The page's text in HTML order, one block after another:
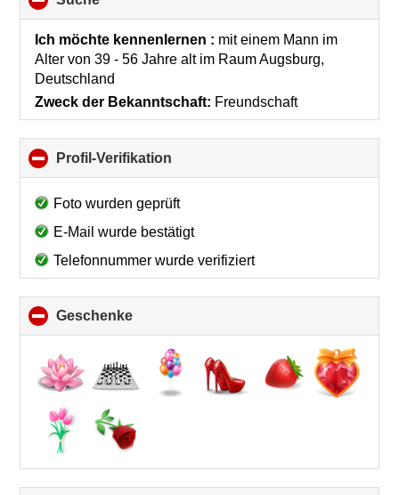
to
collapse
contents
Ich möchte kennenlernen : mit einem Mann im
Alter von 39 - 56 Jahre alt im RaumAugsburg,
Deutschland
Zweck der Bekanntschaft: Freundschaft
Profil-Verifikation
to
contents
Foto wurden geprüft
E-Mail wurde bestätigt
Telefonnummer wurde verifiziert
Geschenke
to
collapse
contents